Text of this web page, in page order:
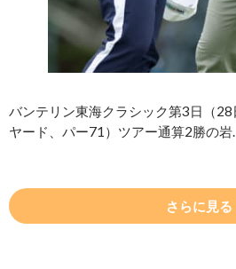
バンテリン東海クラシック第3日（
ヤード、パー71）ツアー通算2勝の
さらに見る